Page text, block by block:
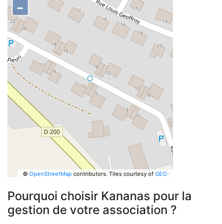
−
© OpenStreetMapcontributors. Tiles courtesy of GEO-
Pourquoi choisir Kananas pour la
gestion de votre association ?